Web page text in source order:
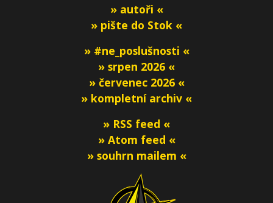
» autoři «
» pište do Stok «
» #ne_poslušnosti «
» srpen 2026 «
» červenec 2026 «
» kompletní archiv «
» RSS feed «
» Atom feed «
» souhrn mailem «